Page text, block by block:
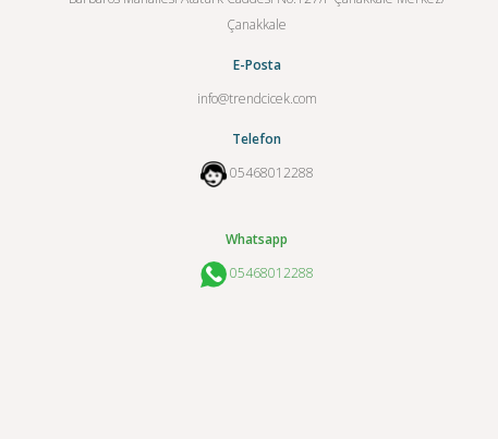
Çanakkale
E-Posta
info@trendcicek.com
Telefon
05468012288
Whatsapp
05468012288